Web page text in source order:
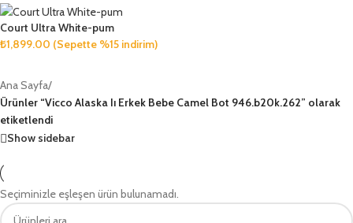
Court Ultra White-pum
₺1,899.00 (Sepette %15 indirim)
Ana Sayfa/
Ürünler “Vicco Alaska Iı Erkek Bebe Camel Bot 946.b20k.262” olarak
etiketlendi
Show sidebar
Seçiminizle eşleşen ürün bulunamadı.